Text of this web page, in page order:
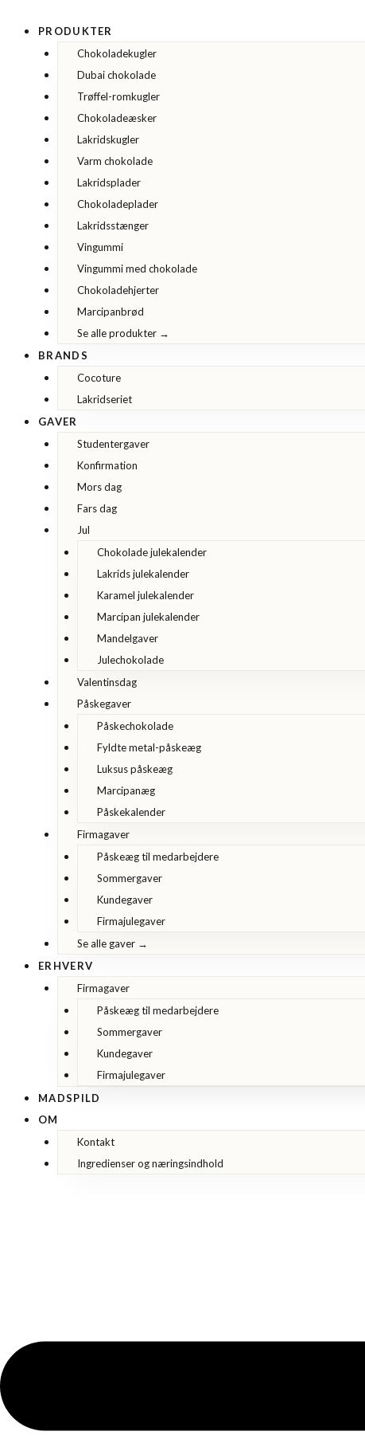
indholdet
PRODUKTER
Chokoladekugler
Dubai chokolade
Trøffel-romkugler
Chokoladeæsker
Lakridskugler
Varm chokolade
Lakridsplader
Chokoladeplader
Lakridsstænger
Vingummi
Vingummi med chokolade
Chokoladehjerter
Marcipanbrød
Se alle produkter →
BRANDS
Cocoture
Lakridseriet
GAVER
Studentergaver
Konfirmation
Mors dag
Fars dag
Jul
Chokolade julekalender
Lakrids julekalender
Karamel julekalender
Marcipan julekalender
Mandelgaver
Julechokolade
Valentinsdag
Påskegaver
Påskechokolade
Fyldte metal-påskeæg
Luksus påskeæg
Marcipanæg
Påskekalender
Firmagaver
Påskeæg til medarbejdere
Sommergaver
Kundegaver
Firmajulegaver
Se alle gaver →
ERHVERV
Firmagaver
Påskeæg til medarbejdere
Sommergaver
Kundegaver
Firmajulegaver
MADSPILD
OM
Kontakt
Ingredienser og næringsindhold